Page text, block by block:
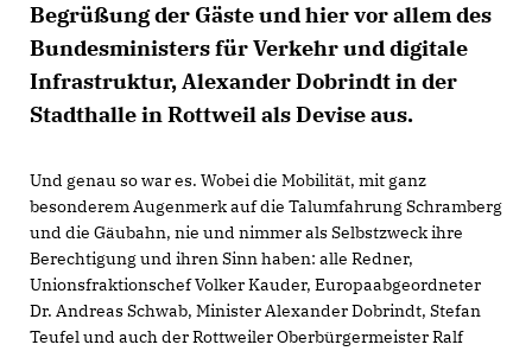
Begrüßung der Gäste und hier vor allem des
Bundesministers für Verkehr und digitale
Infrastruktur, Alexander Dobrindt in der
Stadthalle in Rottweil als Devise aus.
Und genau so war es. Wobei die Mobilität, mit ganz
besonderem Augenmerk auf die Talumfahrung Schramberg
und die Gäubahn, nie und nimmer als Selbstzweck ihre
Berechtigung und ihren Sinn haben: alle Redner,
Unionsfraktionschef Volker Kauder, Europaabgeordneter
Dr. Andreas Schwab, Minister Alexander Dobrindt, Stefan
Teufel und auch der Rottweiler Oberbürgermeister Ralf